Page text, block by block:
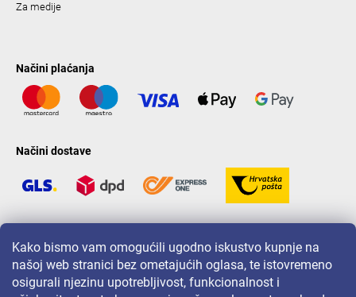
Kako bismo vam omogućili ugodno iskustvo kupnje na
našoj web stranici bez ometajućih oglasa, te istovremeno
osigurali njezinu upotrebljivost, funkcionalnost i
Za medije
Načini plaćanja
Načini dostave